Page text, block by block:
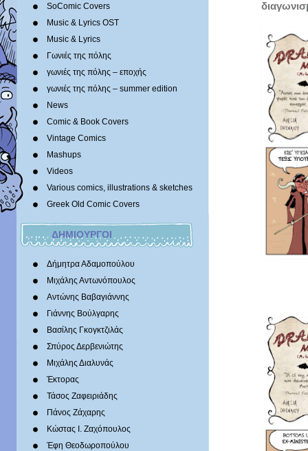
SoComic Covers
Music & Lyrics OST
Music & Lyrics
Γωνιές της πόλης
γωνιές της πόλης – εποχής
γωνιές της πόλης – summer edition
News
Comic & Book Covers
Vintage Comics
Mashups
Videos
Various comics, illustrations & sketches
Greek Old Comic Covers
ΔΗΜΙΟΥΡΓΟΙ
Δήμητρα Αδαμοπούλου
Μιχάλης Αντωνόπουλος
Αντώνης Βαβαγιάννης
Γιάννης Βούλγαρης
Βασίλης Γκογκτζιλάς
Σπύρος Δερβενιώτης
Mιχάλης Διαλυνάς
Έκτορας
Τάσος Ζαφειριάδης
Πάνος Ζάχαρης
Κώστας Ι. Ζαχόπουλoς
Έφη Θεοδωροπούλου